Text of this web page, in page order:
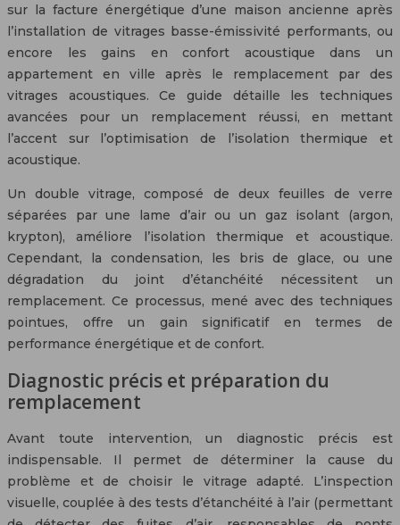
sur la facture énergétique d’une maison ancienne après
l’installation de vitrages basse-émissivité performants, ou
encore les gains en confort acoustique dans un
appartement en ville après le remplacement par des
vitrages acoustiques. Ce guide détaille les techniques
avancées pour un remplacement réussi, en mettant
l’accent sur l’optimisation de l’isolation thermique et
acoustique.
Un double vitrage, composé de deux feuilles de verre
séparées par une lame d’air ou un gaz isolant (argon,
krypton), améliore l’isolation thermique et acoustique.
Cependant, la condensation, les bris de glace, ou une
dégradation du joint d’étanchéité nécessitent un
remplacement. Ce processus, mené avec des techniques
pointues, offre un gain significatif en termes de
performance énergétique et de confort.
Diagnostic précis et préparation du
remplacement
Avant toute intervention, un diagnostic précis est
indispensable. Il permet de déterminer la cause du
problème et de choisir le vitrage adapté. L’inspection
visuelle, couplée à des tests d’étanchéité à l’air (permettant